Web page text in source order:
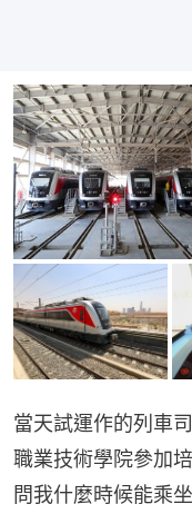
當天試運作的列車
職業技術學院參加
問我什麼時候能乘